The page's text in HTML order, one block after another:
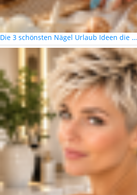
Die 3 schönsten Nägel Urlaub Ideen die …